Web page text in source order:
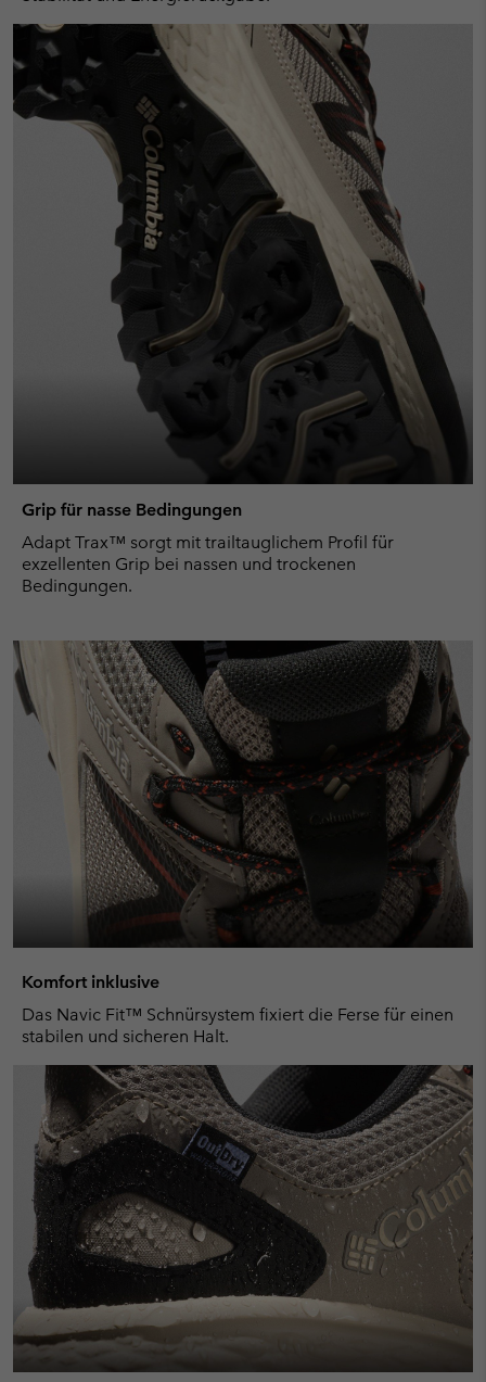
Grip für nasse Bedingungen
Adapt Trax™ sorgt mit trailtauglichem Profil für
exzellenten Grip bei nassen und trockenen
Bedingungen.
Komfort inklusive
Das Navic Fit™ Schnürsystem fixiert die Ferse für einen
stabilen und sicheren Halt.